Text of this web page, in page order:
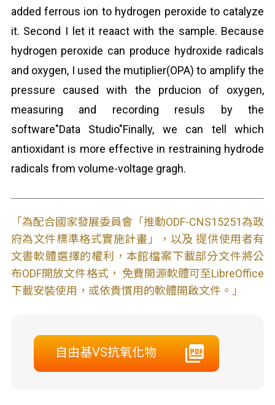
added ferrous ion to hydrogen peroxide to catalyze
it. Second I let it reaact with the sample. Because
hydrogen peroxide can produce hydroxide radicals
and oxygen, I used the mutiplier(OPA) to amplify the
pressure caused with the prducion of oxygen,
measuring and recording resuls by the
software"Data Studio"Finally, we can tell which
antioxidant is more effective in restraining hydrode
radicals from volume-voltage gragh.
「為配合國家發展委員會「推動ODF-CNS15251為政
府為文件標準格式實施計畫」，以及 提供使用者有
文書軟體選擇的權利，本館檔案下載部分文件將公
布ODF開放文件格式， 免費開源軟體可至LibreOffice
下載安裝使用，或依貴慣用的軟體開啟文件。」
自由基VS抗氧化物